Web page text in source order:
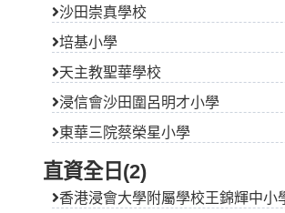
沙田崇真學校
培基小學
天主教聖華學校
浸信會沙田圍呂明才小學
東華三院蔡榮星小學
直資全日(2)
香港浸會大學附屬學校王錦輝中小